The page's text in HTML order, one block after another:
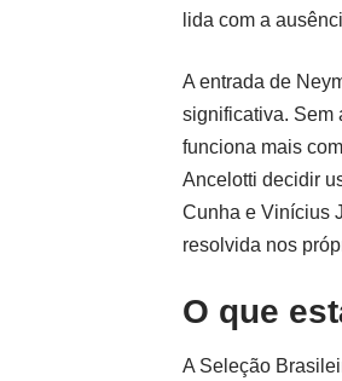
lida com a
A entrada de
significativa. Sem
funciona mais
Ancelotti decidir
Cunha e Vinícius
resolvida nos
O que
A Seleção